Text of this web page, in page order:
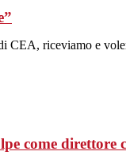
CEA, riceviamo e
come direttore